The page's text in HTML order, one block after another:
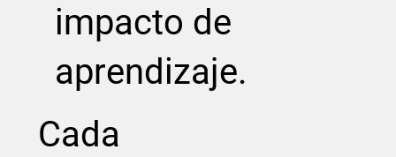
impacto de
aprendizaje.
Cada